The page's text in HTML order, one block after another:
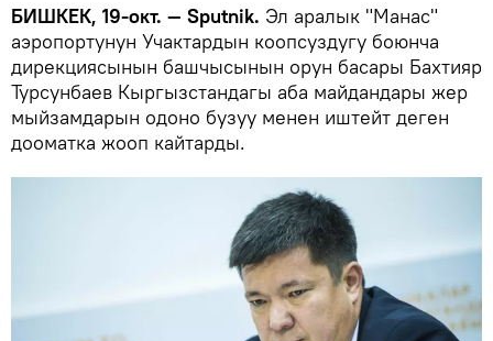
БИШКЕК, 19-окт. — Sputnik. Эл аралык "Манас"
аэропортунун Учактардын коопсуздугу боюнча
дирекциясынын башчысынын орун басары Бахтияр
Турсунбаев Кыргызстандагы аба майдандары жер
мыйзамдарын одоно бузуу менен иштейт деген
дооматка жооп кайтарды.